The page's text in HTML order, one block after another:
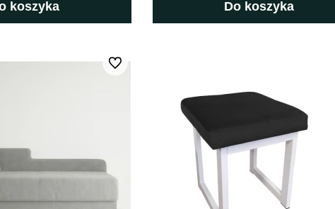
koszyka Do koszyka
Do ulubionych